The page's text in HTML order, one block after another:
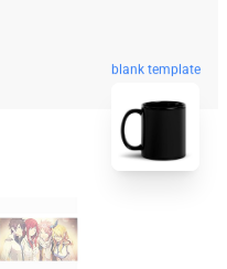
blank template